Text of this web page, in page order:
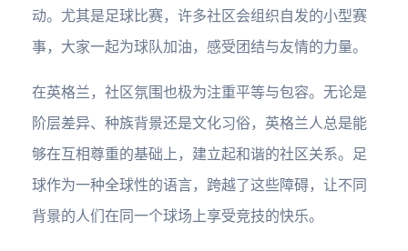
动。尤其是足球比赛，许多社区会组织自发的小型赛
事，大家一起为球队加油，感受团结与友情的力量。
在英格兰，社区氛围也极为注重平等与包容。无论是
阶层差异、种族背景还是文化习俗，英格兰人总是能
够在互相尊重的基础上，建立起和谐的社区关系。足
球作为一种全球性的语言，跨越了这些障碍，让不同
背景的人们在同一个球场上享受竞技的快乐。